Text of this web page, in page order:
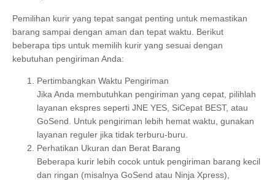
Pemilihan kurir yang tepat sangat penting untuk memastikan
barang sampai dengan aman dan tepat waktu. Berikut
beberapa tips untuk memilih kurir yang sesuai dengan
kebutuhan pengiriman Anda:
Pertimbangkan Waktu Pengiriman
Jika Anda membutuhkan pengiriman yang cepat, pilihlah
layanan ekspres seperti JNE YES, SiCepat BEST, atau
GoSend. Untuk pengiriman lebih hemat waktu, gunakan
layanan reguler jika tidak terburu-buru.
Perhatikan Ukuran dan Berat Barang
Beberapa kurir lebih cocok untuk pengiriman barang kecil
dan ringan (misalnya GoSend atau Ninja Xpress),